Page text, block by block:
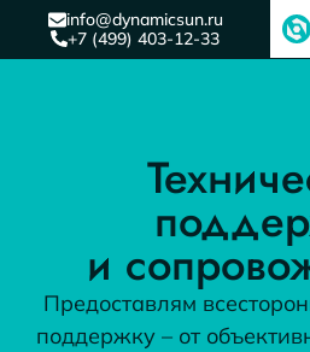
info@dynamicsun.ru
+7 (499) 403-12-33
и
Предоставлям
поддержку – от